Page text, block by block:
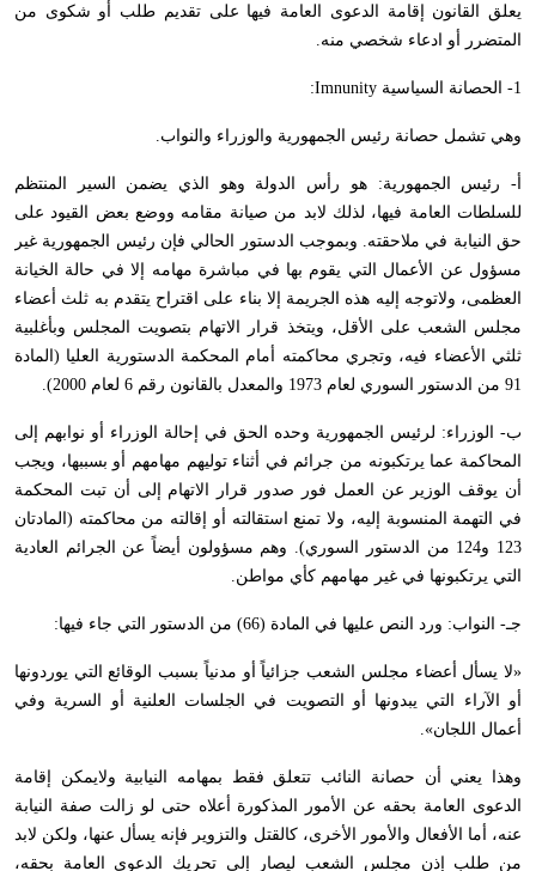
يعلق القانون إقامة الدعوى العامة فيها على تقديم طلب أو شكوى من
المتضرر أو ادعاء شخصي منه.
1- الحصانة السياسية Imnunity
:
وهي تشمل حصانة رئيس الجمهورية والوزراء والنواب.
أ- رئيس الجمهورية: هو رأس الدولة وهو الذي يضمن السير المنتظم
للسلطات العامة فيها، لذلك لابد من صيانة مقامه ووضع بعض القيود على
حق النيابة في ملاحقته. وبموجب الدستور الحالي فإن رئيس الجمهورية غير
مسؤول عن الأعمال التي يقوم بها في مباشرة مهامه إلا في حالة الخيانة
العظمى، ولاتوجه إليه هذه الجريمة إلا بناء على اقتراح يتقدم به ثلث أعضاء
مجلس الشعب على الأقل، ويتخذ قرار الاتهام بتصويت المجلس وبأغلبية
ثلثي الأعضاء فيه، وتجري محاكمته أمام المحكمة الدستورية العليا (المادة
91 من الدستور السوري لعام 1973 والمعدل بالقانون رقم 6 لعام 2000).
ب- الوزراء: لرئيس الجمهورية وحده الحق في إحالة الوزراء أو نوابهم إلى
المحاكمة عما يرتكبونه من جرائم في أثناء توليهم مهامهم أو بسببها، ويجب
أن يوقف الوزير عن العمل فور صدور قرار الاتهام إلى أن تبت المحكمة
في التهمة المنسوبة إليه، ولا تمنع استقالته أو إقالته من محاكمته (المادتان
123 و124 من الدستور السوري). وهم مسؤولون أيضاً عن الجرائم العادية
التي يرتكبونها في غير مهامهم كأي مواطن.
جـ- النواب: ورد النص عليها في المادة (66) من الدستور التي جاء فيها:
«لا يسأل أعضاء مجلس الشعب جزائياً أو مدنياً بسبب الوقائع التي يوردونها
أو الآراء التي يبدونها أو التصويت في الجلسات العلنية أو السرية وفي
أعمال اللجان».
وهذا يعني أن حصانة النائب تتعلق فقط بمهامه النيابية ولايمكن إقامة
الدعوى العامة بحقه عن الأمور المذكورة أعلاه حتى لو زالت صفة النيابة
عنه، أما الأفعال والأمور الأخرى، كالقتل والتزوير فإنه يسأل عنها، ولكن لابد
من طلب إذن مجلس الشعب ليصار إلى تحريك الدعوى العامة بحقه،